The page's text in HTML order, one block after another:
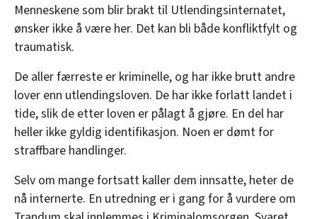
Menneskene som blir brakt til Utlendingsinternatet,
ønsker ikke å være her. Det kan bli både konfliktfylt og
traumatisk.
De aller færreste er kriminelle, og har ikke brutt andre
lover enn utlendingsloven. De har ikke forlatt landet i
tide, slik de etter loven er pålagt å gjøre. En del har
heller ikke gyldig identifikasjon. Noen er dømt for
straffbare handlinger.
Selv om mange fortsatt kaller dem innsatte, heter de
nå internerte. En utredning er i gang for å vurdere om